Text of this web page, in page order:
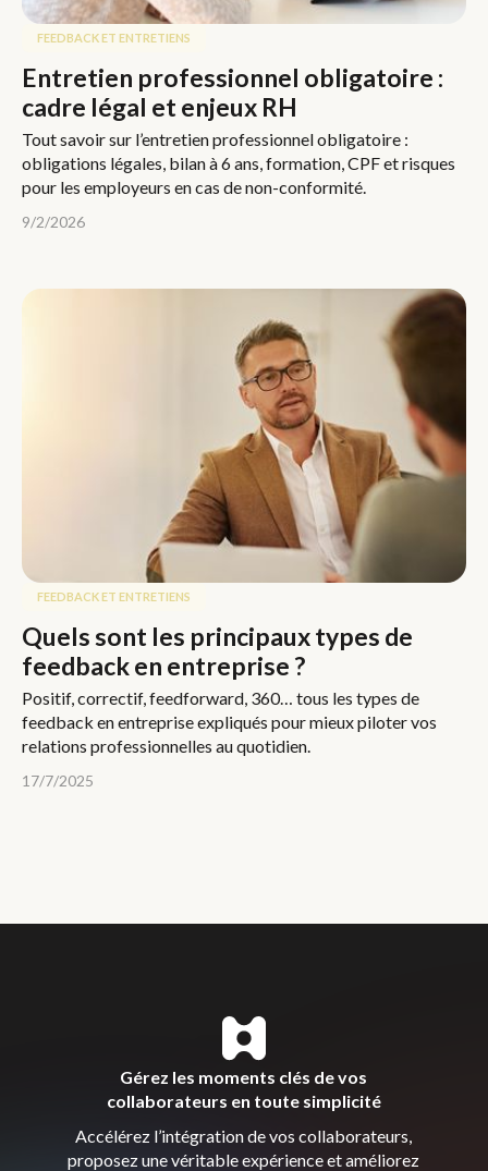
FEEDBACK ET ENTRETIENS
Entretien professionnel obligatoire :
cadre légal et enjeux RH
Tout savoir sur l’entretien professionnel obligatoire :
obligations légales, bilan à 6 ans, formation, CPF et risques
pour les employeurs en cas de non-conformité.
9/2/2026
FEEDBACK ET ENTRETIENS
Quels sont les principaux types de
feedback en entreprise ?
Positif, correctif, feedforward, 360… tous les types de
feedback en entreprise expliqués pour mieux piloter vos
relations professionnelles au quotidien.
17/7/2025
Gérez les moments clés de vos
collaborateurs en toute simplicité
Accélérez l’intégration de vos collaborateurs,
proposez une véritable expérience et améliorez